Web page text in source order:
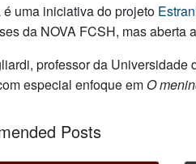
é uma iniciativa do projeto
da NOVA FCSH, mas aberta
professor da Universidade
especial enfoque em O
Posts